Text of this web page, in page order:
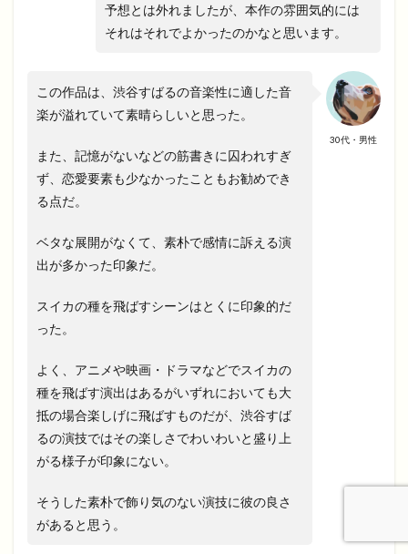
予想とは外れましたが、本作の雰囲気的には
それはそれでよかったのかなと思います。
30代・男性
この作品は、渋谷すばるの音楽性に適した音
楽が溢れていて素晴らしいと思った。
また、記憶がないなどの筋書きに囚われすぎ
ず、恋愛要素も少なかったこともお勧めでき
る点だ。
ベタな展開がなくて、素朴で感情に訴える演
出が多かった印象だ。
スイカの種を飛ばすシーンはとくに印象的だ
った。
よく、アニメや映画・ドラマなどでスイカの
種を飛ばす演出はあるがいずれにおいても大
抵の場合楽しげに飛ばすものだが、渋谷すば
るの演技ではその楽しさでわいわいと盛り上
がる様子が印象にない。
そうした素朴で飾り気のない演技に彼の良さ
があると思う。